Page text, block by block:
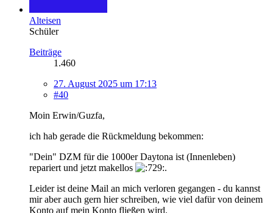
Alteisen
Schüler
Beiträge
1.460
27. August 2025 um 17:13
#40
Moin Erwin/Guzfa,
ich hab gerade die Rückmeldung bekommen:
"Dein" DZM für die 1000er Daytona ist (Innenleben)
repariert und jetzt makellos
.
Leider ist deine Mail an mich verloren gegangen - du kannst
mir aber auch gern hier schreiben, wie viel dafür von deinem
Konto auf mein Konto fließen wird.